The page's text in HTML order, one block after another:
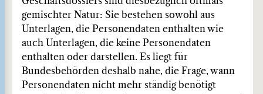
gemischter Natur: Sie bestehen sowohl aus
Unterlagen, die Personendaten enthalten wie
auch Unterlagen, die keine Personendaten
enthalten oder darstellen. Es liegt für
Bundesbehörden deshalb nahe, die Frage, wann
Personendaten nicht mehr ständig benötigt